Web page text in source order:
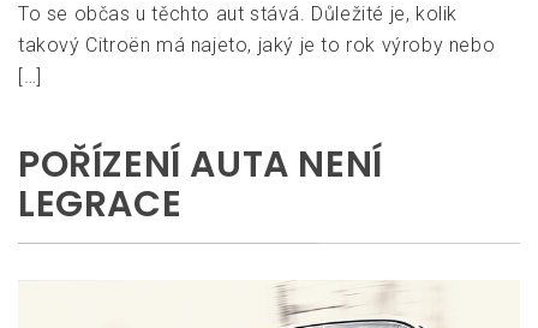
To se občas u těchto aut stává. Důležité je, kolik
takový Citroën má najeto, jaký je to rok výroby nebo
[…]
POŘÍZENÍ AUTA NENÍ
LEGRACE